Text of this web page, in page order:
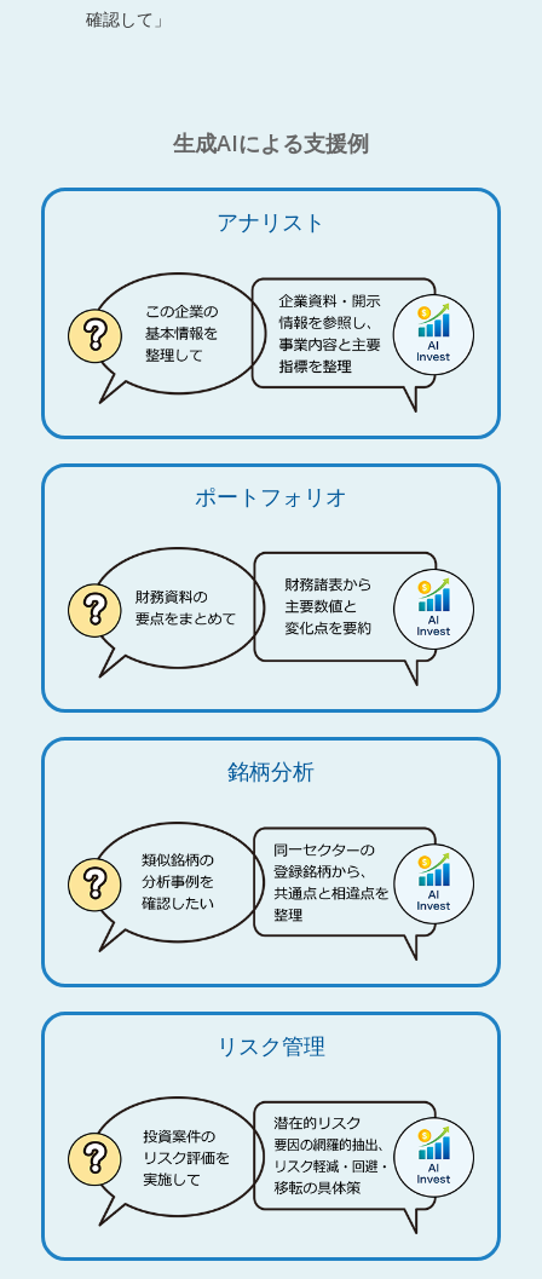
確認して」
生成AIによる支援例
アナリスト
ポートフォリオ
銘柄分析
リスク管理